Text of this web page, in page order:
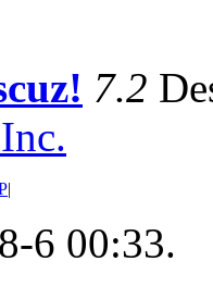
7.2
|
6 00:33.